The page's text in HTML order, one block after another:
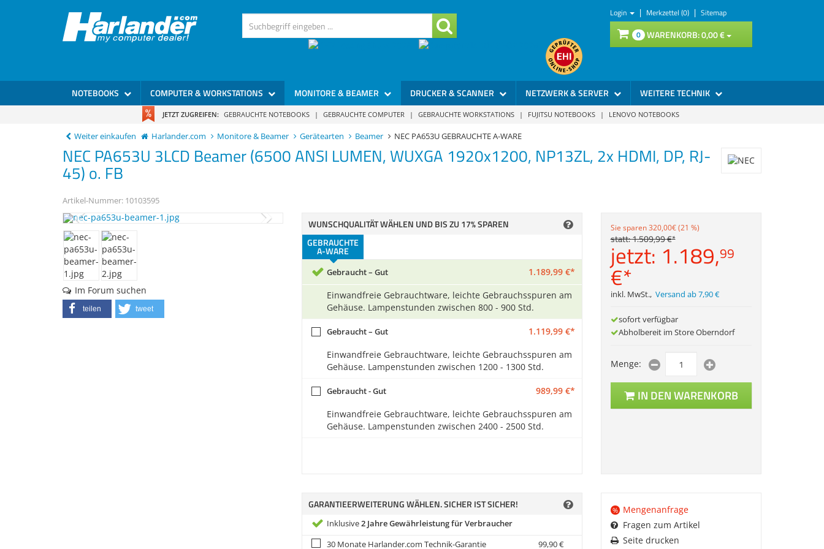
Login | Merkzettel (0) | Sitemap
0 WARENKORB:0,00€
NOTEBOOKS COMPUTER & WORKSTATIONS MONITORE & BEAMER DRUCKER & SCANNER NETZWERK & SERVER WEITERE TECHNIK
JETZT ZUGREIFEN: GEBRAUCHTE NOTEBOOKS | GEBRAUCHTE COMPUTER | GEBRAUCHTE WORKSTATIONS | FUJITSU NOTEBOOKS | LENOVO NOTEBOOKS
Weiter einkaufen Harlander.com Monitore & Beamer Gerätearten Beamer NEC PA653U GEBRAUCHTE A-WARE
NEC PA653U 3LCD Beamer (6500 ANSI LUMEN, WUXGA 1920x1200, NP13ZL, 2x HDMI, DP, RJ-
45) o. FB
Artikel-Nummer: 10103595
Im Forum suchen
teilen tweet
WUNSCHQUALITÄT WÄHLEN UND BIS ZU 17% SPAREN
GEBRAUCHTE
A-WARE
Gebraucht – Gut 1.189,99 €*
Einwandfreie Gebrauchtware, leichte Gebrauchsspuren am
Gehäuse. Lampenstunden zwischen 800 - 900 Std.
Gebraucht – Gut 1.119,99 €*
Einwandfreie Gebrauchtware, leichte Gebrauchsspuren am
Gehäuse. Lampenstunden zwischen 1200 - 1300 Std.
Gebraucht - Gut 989,99 €*
Einwandfreie Gebrauchtware, leichte Gebrauchsspuren am
Gehäuse. Lampenstunden zwischen 2400 - 2500 Std.
GARANTIEERWEITERUNG WÄHLEN. SICHER IST SICHER!
Inklusive2 Jahre Gewährleistung für Verbraucher
30 Monate Harlander.com Technik-Garantie
99,90€
Sie sparen 320,00€ (21 %)
statt:1.509,99€*
jetzt: 1.189,99
€*
inkl. MwSt., Versand ab 7,90 €
sofort verfügbar
Abholbereit im Store Oberndorf
Menge:
IN DEN WARENKORB
%
Mengenanfrage
Fragen zum Artikel
Seite drucken